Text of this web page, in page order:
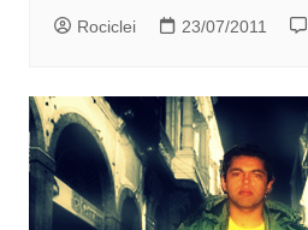
Rociclei 23/07/2011